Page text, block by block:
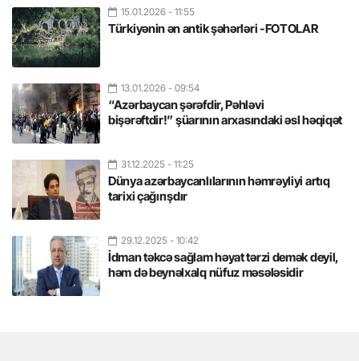
15.01.2026 - 11:55
Türkiyənin ən antik şəhərləri -FOTOLAR
13.01.2026 - 09:54
“Azərbaycan şərəfdir, Pəhləvi
bişərəftdir!” şüarının arxasındaki əsl həqiqət
31.12.2025 - 11:25
Dünya azərbaycanlılarının həmrəyliyi artıq
tarixi çağırışdır
29.12.2025 - 10:42
İdman təkcə sağlam həyat tərzi demək deyil,
həm də beynəlxalq nüfuz məsələsidir